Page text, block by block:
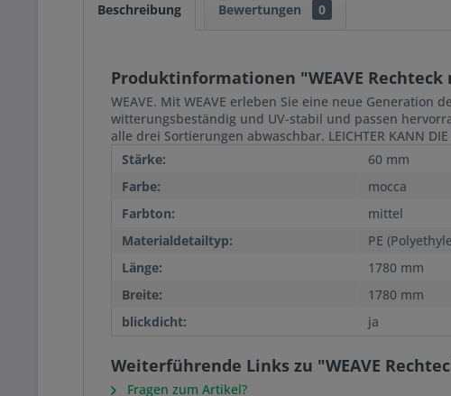
Beschreibung Bewertungen 0
Produktinformationen "WEAVE Rechteck
WEAVE. Mit WEAVE erleben Sie eine neue
witterungsbeständig und UV-stabil und passen
alle drei Sortierungen abwaschbar. LEICHTER KANN DIE
Stärke:
60 mm
Farbe:
mocca
Farbton:
mittel
Materialdetailtyp:
PE
Länge:
1780 mm
Breite:
1780 mm
blickdicht:
ja
Weiterführende Links zu "WEAVE
Fragen zum Artikel?